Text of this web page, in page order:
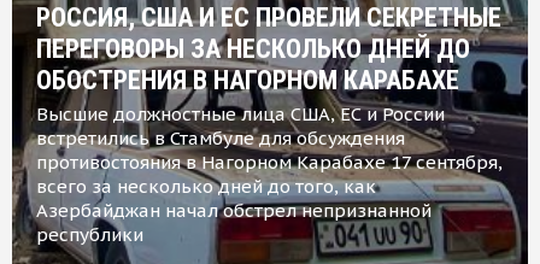
РОССИЯ, США И ЕС ПРОВЕЛИ СЕКРЕТНЫЕ
ПЕРЕГОВОРЫ ЗА НЕСКОЛЬКО ДНЕЙ ДО
ОБОСТРЕНИЯ В НАГОРНОМ КАРАБАХЕ
Высшие должностные лица США, ЕС и России
встретились в Стамбуле для обсуждения
противостояния в Нагорном Карабахе 17 сентября,
всего за несколько дней до того, как
Азербайджан начал обстрел непризнанной
республики